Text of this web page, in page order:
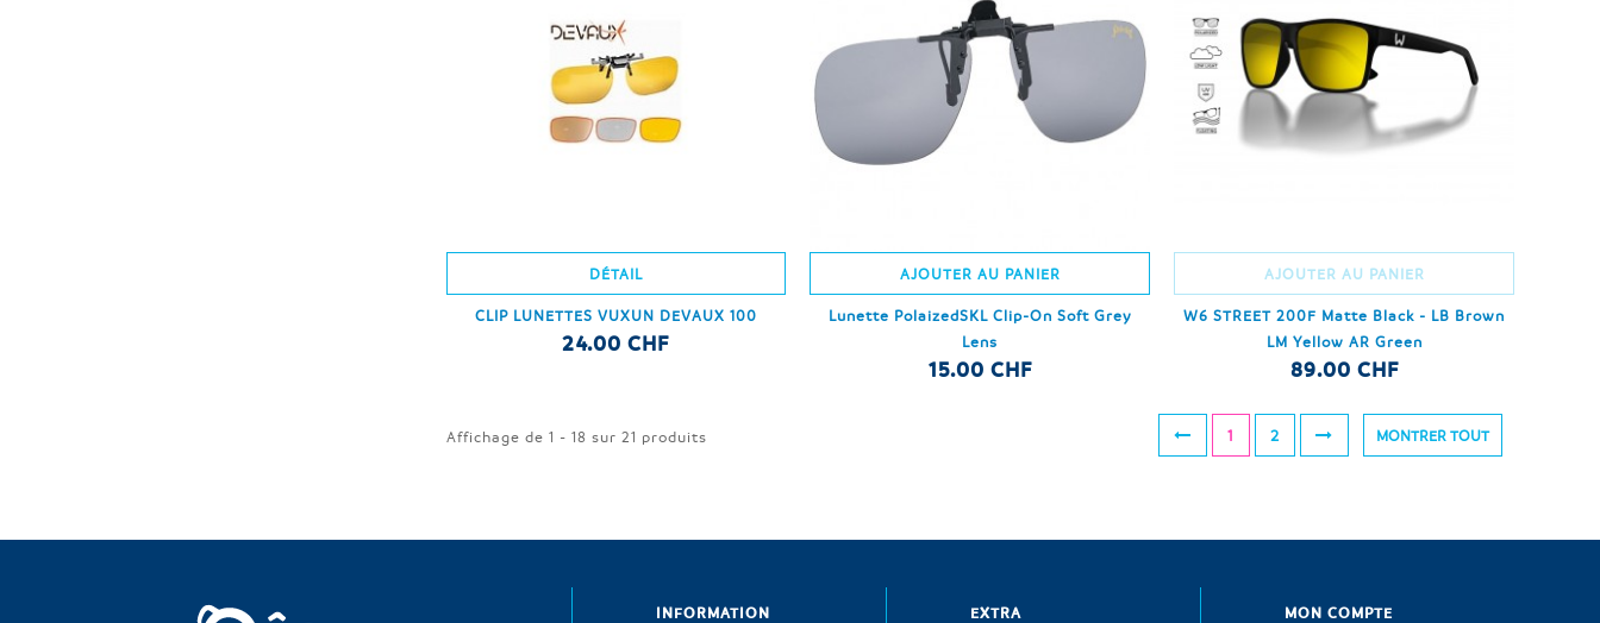
DÉTAIL
CLIP LUNETTES VUXUN DEVAUX 100
24.00 CHF
AJOUTER AU PANIER
Lunette PolaizedSKL Clip-On Soft Grey
Lens
15.00 CHF
AJOUTER AU PANIER
W6 STREET 200F Matte Black - LB Brown
LM Yellow AR Green
89.00 CHF
MONTRER TOUT
1 2
Affichage de 1 - 18 sur 21 produits
MON COMPTE
EXTRA
INFORMATION